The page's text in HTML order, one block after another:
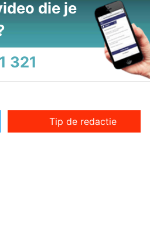
die je
321
Tip de redactie